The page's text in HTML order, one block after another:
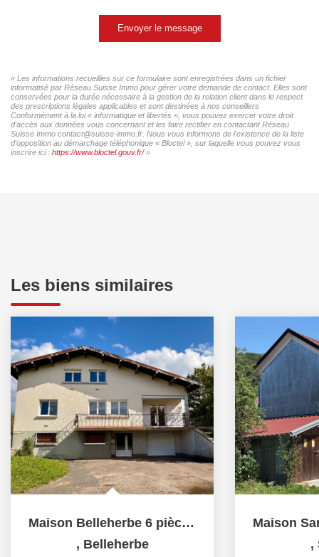
Envoyer le message
« Les informations recueillies sur ce formulaire sont enregistrées dans un fichier
informatisé par Réseau Suisse Immo pour gérer votre demande de contact. Elles sont
conservées pour la durée nécessaire à la gestion de la relation client dans le respect
des prescriptions légales applicables et sont destinées à nos conseillers
Conformément à la loi « informatique et libertés », vous pouvez exercer votre droit
d'accès aux données vous concernant et les faire rectifier en contactant Réseau
Suisse Immo contact@suisse-immo.fr. Nous vous informons de l'existence de la liste
d'opposition au démarchage téléphonique « Bloctel », sur laquelle vous pouvez vous
inscrire ici : https://www.bloctel.gouv.fr/»
Les biens similaires
Maison Belleherbe 6 pièce(s) 137 m2
, Belleherbe ,